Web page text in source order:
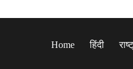
Home
हिंदी